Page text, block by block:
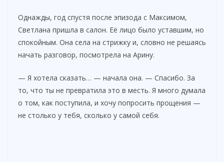
Однажды, год спустя после эпизода с Максимом,
Светлана пришла в салон. Её лицо было уставшим, но
спокойным. Она села на стрижку и, словно не решаясь
начать разговор, посмотрела на Арину.
— Я хотела сказать… — начала она. — Спасибо. За
то, что ты не превратила это в месть. Я много думала
о том, как поступила, и хочу попросить прощения —
не столько у тебя, сколько у самой себя.